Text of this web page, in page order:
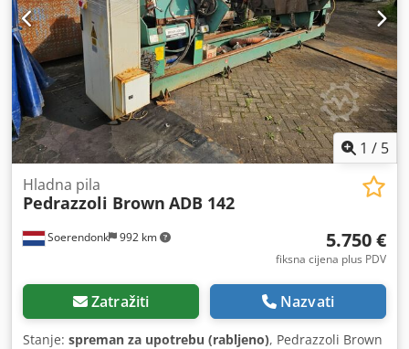
1 / 5
Soerendonk 992 km
Hladna pila
Pedrazzoli Brown ADB 142
5.750 €
fiksna cijena plus PDV
Zatražiti Nazvati
Stanje: spreman za upotrebu (rabljeno), Pedrazzoli Brown